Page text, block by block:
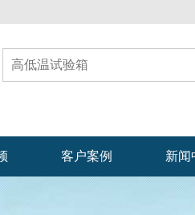
客户案例 新闻